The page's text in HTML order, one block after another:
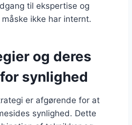
til ekspertise og
ikke har internt.
og deres
synlighed
er afgørende for at
synlighed. Dette